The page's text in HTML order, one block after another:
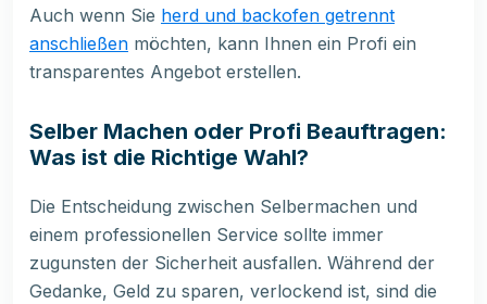
Auch wenn Sie herd und backofen getrennt
anschließen möchten, kann Ihnen ein Profi ein
transparentes Angebot erstellen.
Selber Machen oder Profi Beauftragen:
Was ist die Richtige Wahl?
Die Entscheidung zwischen Selbermachen und
einem professionellen Service sollte immer
zugunsten der Sicherheit ausfallen. Während der
Gedanke, Geld zu sparen, verlockend ist, sind die